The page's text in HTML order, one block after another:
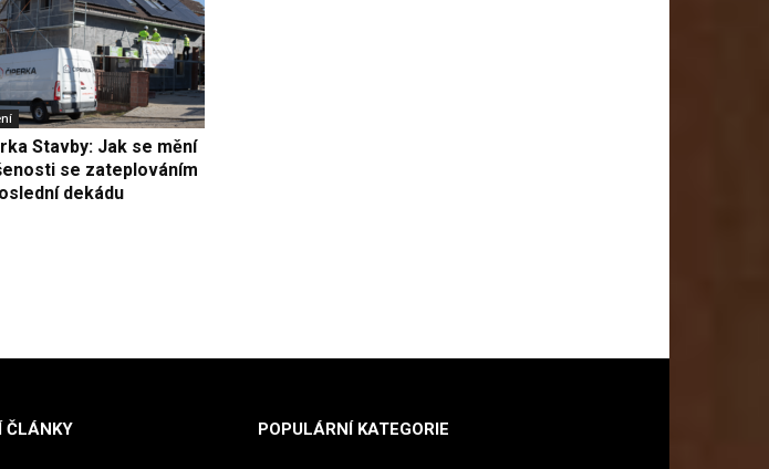
Stavby: Jak se mění
se zateplováním
dekádu
ČLÁNKY POPULÁRNÍ KATEGORIE